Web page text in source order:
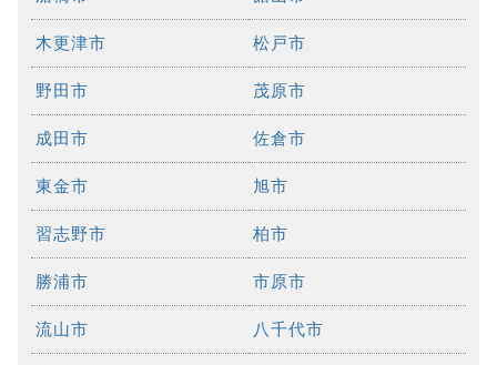
木更津市 松戸市
野田市 茂原市
成田市 佐倉市
東金市 旭市
習志野市 柏市
勝浦市 市原市
流山市 八千代市